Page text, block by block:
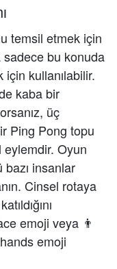
temsil etmek için
sadece bu konuda
kullanılabilir.
kaba bir
üç
Ping Pong topu
eylemdir. Oyun
bazı insanlar
Cinsel rotaya
emoji veya 👨
emoji